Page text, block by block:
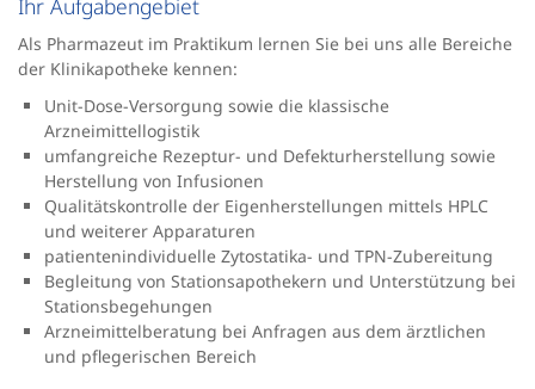
Ihr Aufgabengebiet
Als Pharmazeut im Praktikum lernen Sie bei uns alle Bereiche
der Klinikapotheke kennen:
Unit-Dose-Versorgung sowie die klassische
Arzneimittellogistik
umfangreiche Rezeptur- und Defekturherstellung sowie
Herstellung von Infusionen
Qualitätskontrolle der Eigenherstellungen mittels HPLC
und weiterer Apparaturen
patientenindividuelle Zytostatika- und TPN-Zubereitung
Begleitung von Stationsapothekern und Unterstützung bei
Stationsbegehungen
Arzneimittelberatung bei Anfragen aus dem ärztlichen
und pflegerischen Bereich